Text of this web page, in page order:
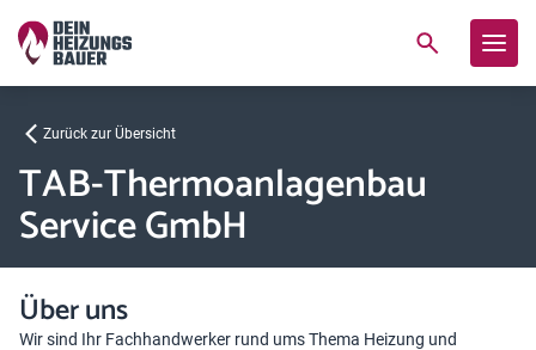
Zurück zur Übersicht
TAB-Thermoanlagenbau
Service GmbH
Über uns
Wir sind Ihr Fachhandwerker rund ums Thema Heizung und